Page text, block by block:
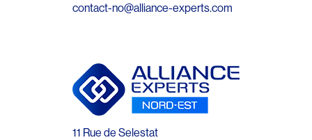
contact-no@alliance-experts.com
11 Rue de Selestat